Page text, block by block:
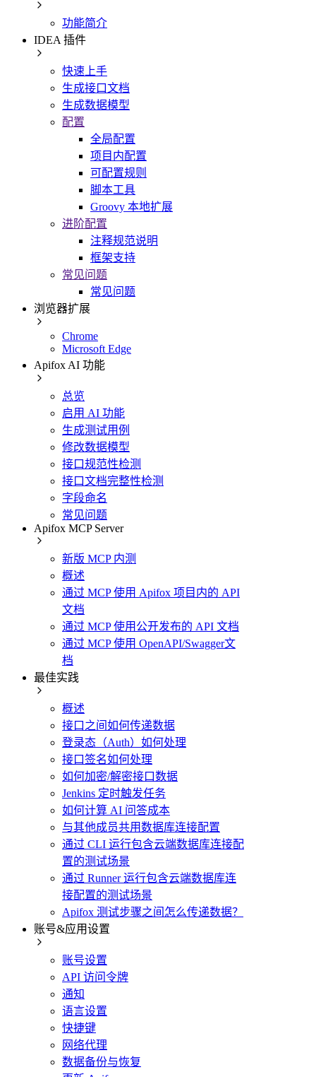
功能简介
IDEA 插件
快速上手
生成接口文档
生成数据模型
配置
全局配置
项目内配置
可配置规则
脚本工具
Groovy 本地扩展
进阶配置
注释规范说明
框架支持
常见问题
常见问题
浏览器扩展
Chrome
Microsoft Edge
Apifox AI 功能
总览
启用 AI 功能
生成测试用例
修改数据模型
接口规范性检测
接口文档完整性检测
字段命名
常见问题
Apifox MCP Server
新版 MCP 内测
概述
通过 MCP 使用 Apifox 项目内的 API
文档
通过 MCP 使用公开发布的 API 文档
通过 MCP 使用 OpenAPI/Swagger文
档
最佳实践
概述
接口之间如何传递数据
登录态（Auth）如何处理
接口签名如何处理
如何加密/解密接口数据
Jenkins 定时触发任务
如何计算 AI 问答成本
与其他成员共用数据库连接配置
通过 CLI 运行包含云端数据库连接配
置的测试场景
通过 Runner 运行包含云端数据库连
接配置的测试场景
Apifox 测试步骤之间怎么传递数据？
账号&应用设置
账号设置
API 访问令牌
通知
语言设置
快捷键
网络代理
数据备份与恢复